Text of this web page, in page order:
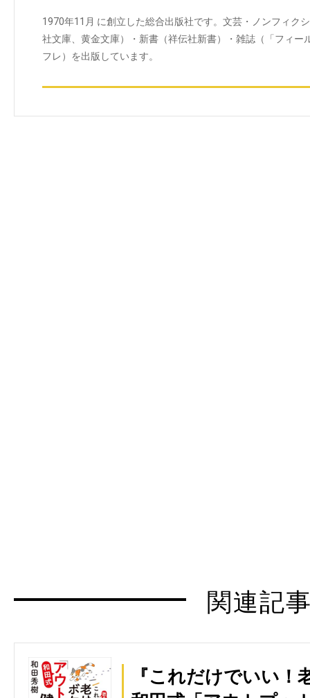
1970年11月 に創立した総合出版社です。文芸・ノンフィク
社文庫、黄金文庫）・新書（祥伝社新書）・雑誌（「フィー
フレ）を出版しています。
関連記
『これだけでいい